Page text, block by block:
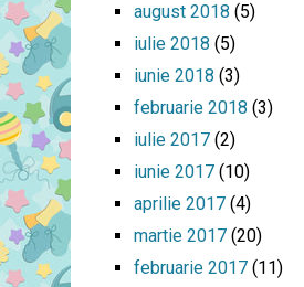
august 2018 (5)
iulie 2018 (5)
iunie 2018 (3)
februarie 2018 (3)
iulie 2017(2)
iunie 2017(10)
aprilie 2017(4)
martie 2017(20)
februarie 2017(11)